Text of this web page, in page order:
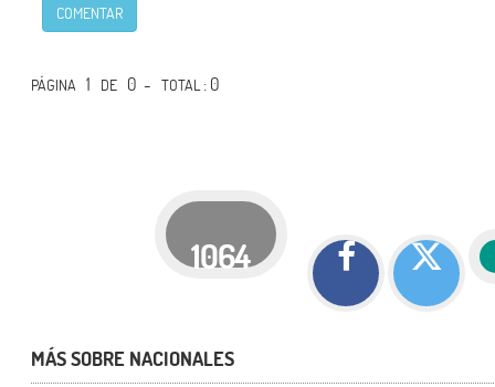
COMENTAR
PÁGINA 1 DE 0 -TOTAL: 0
1064
MÁS SOBRE NACIONALES